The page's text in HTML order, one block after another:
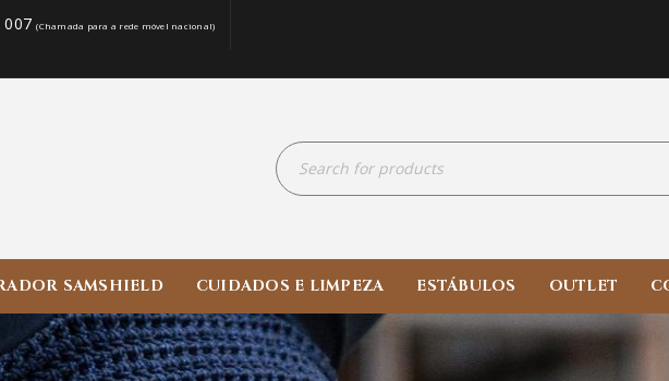
007(Chamada para a rede móvel nacional)
SAMSHIELD CUIDADOS E LIMPEZA ESTÁBULOS OUTLET